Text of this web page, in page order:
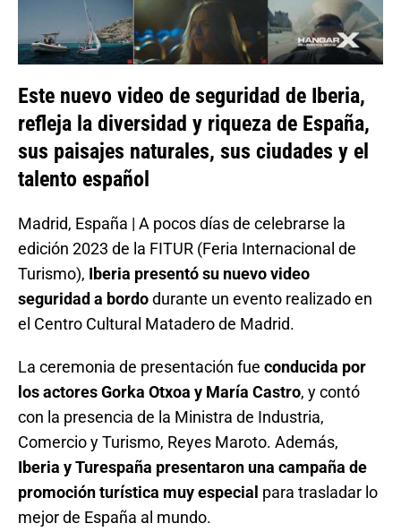
Este nuevo video de seguridad de Iberia,
refleja la diversidad y riqueza de España,
sus paisajes naturales, sus ciudades y el
talento español
Madrid, España | A pocos días de celebrarse la
edición 2023 de la FITUR (Feria Internacional de
Turismo), Iberia presentó su nuevo video
seguridad a bordodurante un evento realizado en
el Centro Cultural Matadero de Madrid.
La ceremonia de presentación fue conducida por
los actores Gorka Otxoa y María Castro, y contó
con la presencia de la Ministra de Industria,
Comercio y Turismo, Reyes Maroto. Además,
Iberia y Turespaña presentaron una campaña de
promoción turística muy especial para trasladar lo
mejor de España al mundo.